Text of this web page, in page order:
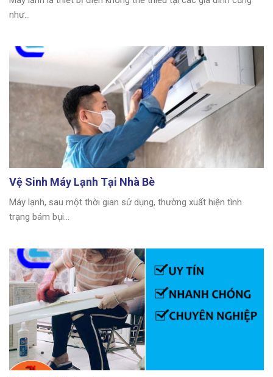
như...
Vệ Sinh Máy Lạnh Tại Nhà Bè
Máy lạnh, sau một thời gian sử dụng, thường xuất hiện tình
trạng bám bụi...